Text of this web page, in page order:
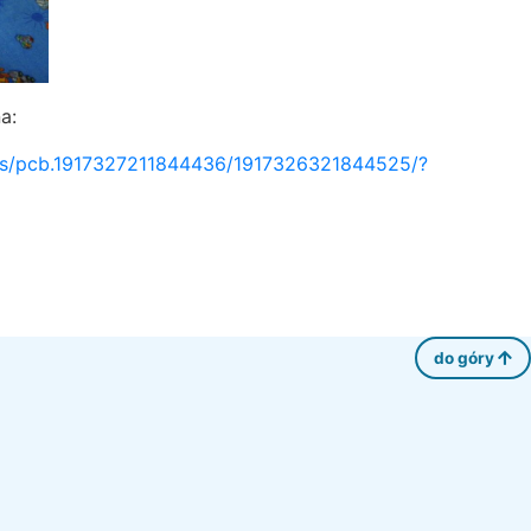
1917326321844525/?
do góry